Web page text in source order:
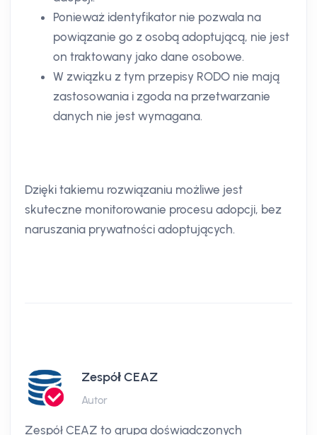
Ponieważ identyfikator nie pozwala na
powiązanie go z osobą adoptującą, nie jest
on traktowany jako dane osobowe.
W związku z tym przepisy RODO nie mają
zastosowania i zgoda na przetwarzanie
danych nie jest wymagana.
Dzięki takiemu rozwiązaniu możliwe jest
skuteczne monitorowanie procesu adopcji, bez
naruszania prywatności adoptujących.
Zespół CEAZ
Autor
Zespół CEAZ to grupa doświadczonych